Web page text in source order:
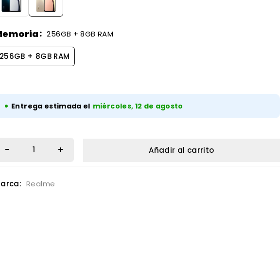
256GB + 8GB RAM
256GB + 8GB RAM
• Entrega estimada el miércoles, 12 de agosto
Añadir al carrito
Realme